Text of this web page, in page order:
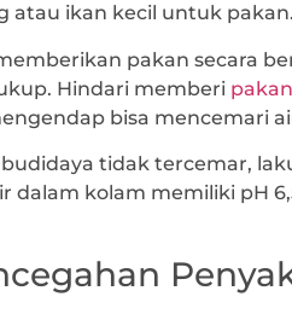
atau ikan kecil untuk pakan.
pakan secara
Hindari memberi
bisa mencemari
tidak tercemar,
dalam kolam memiliki pH